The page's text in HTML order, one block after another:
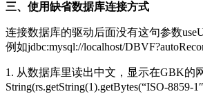
三、使用缺省数据库连接方式
连接数据库的驱动后面没有这句参数
例如jdbc:mysql://localhost/
1. 从数据库里读出中文，显示在GBK的
String(rs.getString(1).getBytes(“ISO-